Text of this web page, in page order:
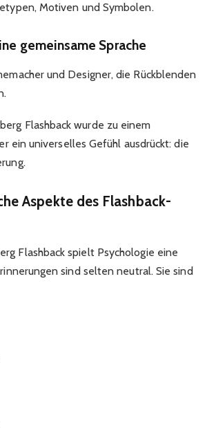
Motiven und Symbolen.
gemeinsame Sprache
und Designer, die Rückblenden
Flashback wurde zu einem
ein universelles Gefühl ausdrückt: die
Aspekte des Flashback-
Flashback spielt Psychologie eine
sind selten neutral. Sie sind